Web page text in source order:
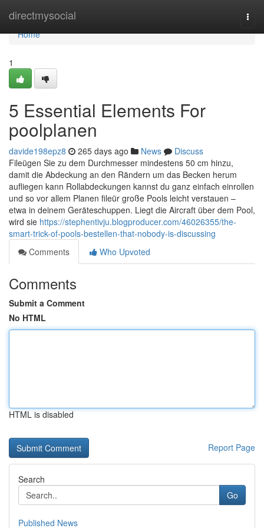
directmysocial
Home
Home
1
5 Essential Elements For
poolplanen
davide198epz8 265 days ago News
Discuss
Fileügen Sie zu dem Durchmesser mindestens 50 cm hinzu,
damit die Abdeckung an den Rändern um das Becken herum
aufliegen kann Rollabdeckungen kannst du ganz einfach einrollen
und so vor allem Planen fileür große Pools leicht verstauen –
etwa in deinem Geräteschuppen. Liegt die Aircraft über dem Pool,
wird sie https://stephentivju.blogproducer.com/46026355/the-
smart-trick-of-pools-bestellen-that-nobody-is-discussing
Comments
Who Upvoted
Comments
Submit a Comment
No HTML
HTML is disabled
Report Page
Search
Go
Published News